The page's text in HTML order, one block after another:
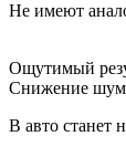
Не имеют
Ощутимый
Снижение
В авто станет